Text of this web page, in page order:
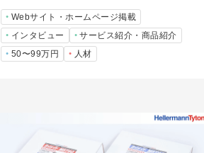
Webサイト・ホームページ掲載
インタビュー
サービス紹介・商品紹介
50〜99万円
人材